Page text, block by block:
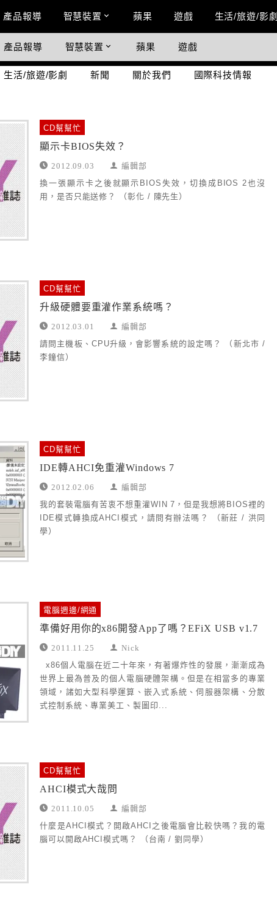
Main Menu
產品報導 智慧裝置 蘋果 遊戲 生活/旅遊/影劇
國際科技情報
產品報導 智慧裝置 蘋果 遊戲
生活/旅遊/影劇 新聞 關於我們 國際科技情報
CD幫幫忙
顯示卡BIOS失效？
2012.09.03 編輯部
換一張顯示卡之後就顯示BIOS失效，切換成BIOS 2也沒
用，是否只能送修？ （彰化 / 陳先生）
CD幫幫忙
升級硬體要重灌作業系統嗎？
2012.03.01 編輯部
請問主機板、CPU升級，會影響系統的設定嗎？ （新北市 /
李鐘信）
CD幫幫忙
IDE轉AHCI免重灌Windows 7
2012.02.06 編輯部
我的套裝電腦有苦衷不想重灌WIN 7，但是我想將BIOS裡的
IDE模式轉換成AHCI模式，請問有辦法嗎？ （新莊 / 洪同
學）
電腦週邊/網通
準備好用你的x86開發App了嗎？EFiX USB v1.7
2011.11.25 Nick
x86個人電腦在近二十年來，有著爆炸性的發展，漸漸成為
世界上最為普及的個人電腦硬體架構。但是在相當多的專業
領域，諸如大型科學運算、嵌入式系統、伺服器架構、分散
式控制系統、專業美工、製圖印...
CD幫幫忙
AHCI模式大哉問
2011.10.05 編輯部
什麼是AHCI模式？開啟AHCI之後電腦會比較快嗎？我的電
腦可以開啟AHCI模式嗎？ （台南 / 劉同學）